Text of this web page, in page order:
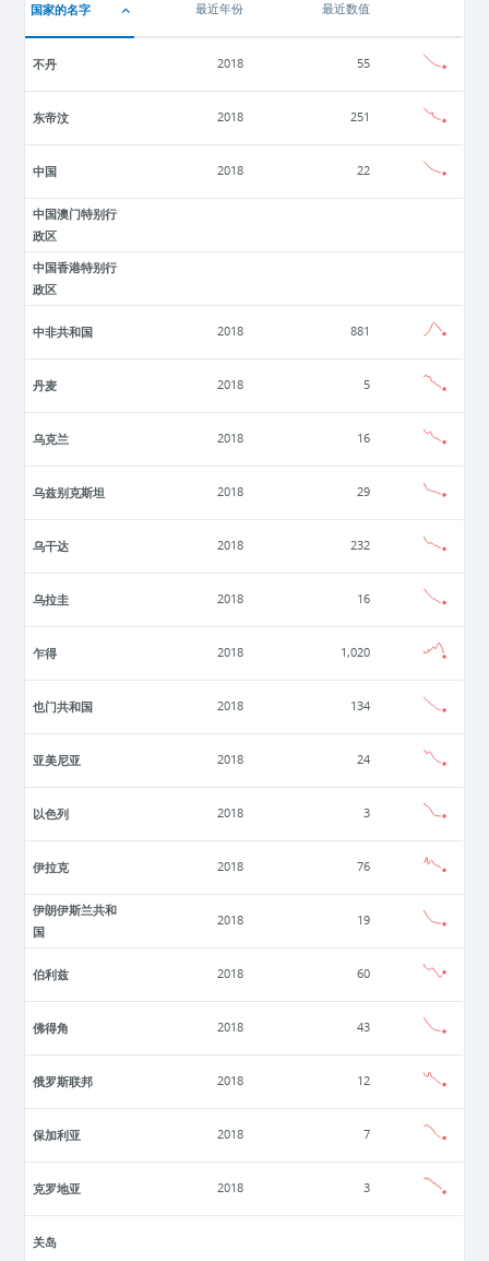
国家的名字 最近年份 最近数值
不丹 2018 55
东帝汶 2018 251
中国 2018 22
中国澳门特别行
政区
中国香港特别行
政区
中非共和国 2018 881
丹麦 2018 5
乌克兰 2018 16
乌兹别克斯坦 2018 29
乌干达 2018 232
乌拉圭 2018 16
乍得 2018 1,020
也门共和国 2018 134
亚美尼亚 2018 24
以色列 2018 3
伊拉克 2018 76
伊朗伊斯兰共和
国
2018 19
伯利兹 2018 60
佛得角 2018 43
俄罗斯联邦 2018 12
保加利亚 2018 7
克罗地亚 2018 3
关岛